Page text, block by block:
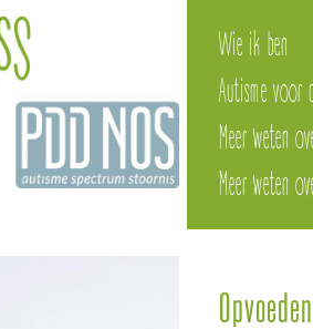
Wie ik ben
Autisme voor
Meer weten
Meer weten